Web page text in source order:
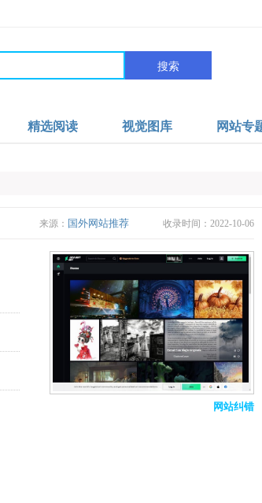
搜索
精选阅读 视觉图库 网站专
来源： 国外网站推荐 收录时间：2022-10-06
网站纠错